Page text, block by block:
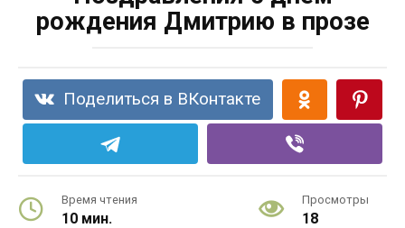
рождения Дмитрию в прозе
Поделиться в ВКонтакте
Время чтения
10 мин.
Просмотры
18